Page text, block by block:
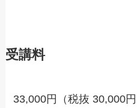
受講料
33,000円（税抜 30,000